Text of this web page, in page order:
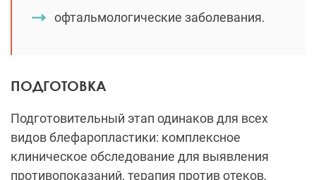
офтальмологические заболевания.
ПОДГОТОВКА
Подготовительный этап одинаков для всех
видов блефаропластики: комплексное
клиническое обследование для выявления
противопоказаний, терапия против отеков,